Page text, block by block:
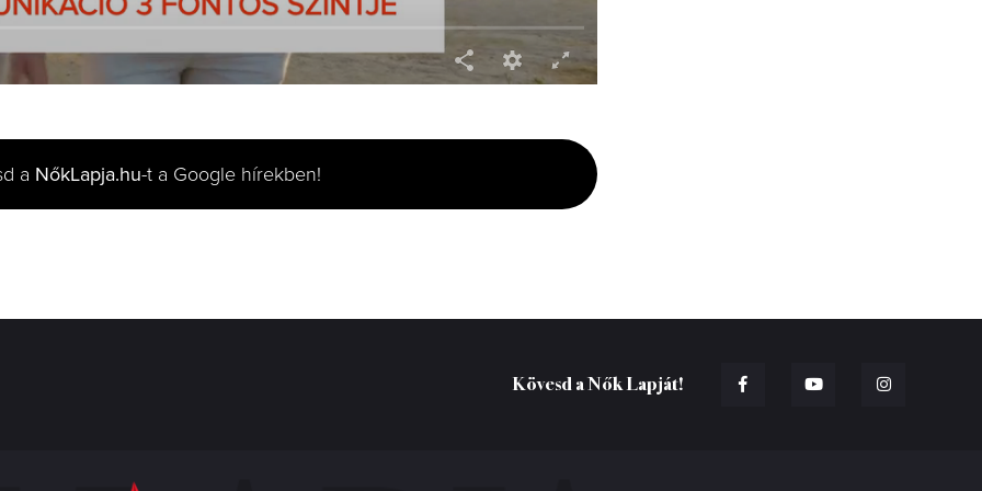
a NőkLapja.hu-t a Google hírekben!
Kövesd a Nők Lapját!